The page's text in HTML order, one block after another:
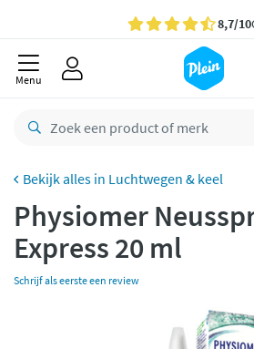
Gratisbezorging
Bestelling uiterlijk
Gratis
Betaal met Klarna
Menu
Luchtwegen & keel
Physiomer
Express 20 ml
Schrijf als eerste een review